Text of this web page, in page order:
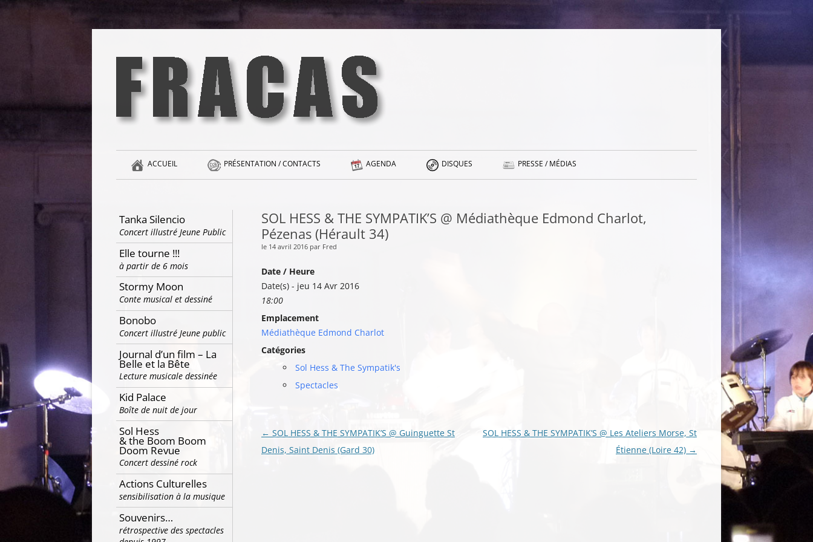
Aller
Fracas
ACCUEIL PRÉSENTATION / CONTACTS AGENDA DISQUES PRESSE / MÉDIAS
SOL HESS & THE SYMPATIK’S @ Médiathèque Edmond Charlot,
Pézenas (Hérault 34)
le 14 avril 2016 par Fred
Date / Heure
Date(s) - jeu 14 Avr 2016
18:00
Emplacement
Médiathèque Edmond Charlot
Catégories
Sol Hess & The Sympatik's
Spectacles
Navigation
des
← SOL HESS & THE SYMPATIK’S @ Guinguette St
Denis, Saint Denis (Gard 30)
SOL HESS & THE SYMPATIK’S @ Les Ateliers Morse, St
Étienne (Loire 42) →
Tanka Silencio
Concert illustré Jeune Public
Elle tourne !!!
à partir de 6 mois
Stormy Moon
Conte musical et dessiné
Bonobo
Concert illustré Jeune public
Journal d’un film – La
Belle et la Bête
Lecture musicale dessinée
Kid Palace
Boîte de nuit de jour
Sol Hess
& the Boom Boom
Doom Revue
Concert dessiné rock
Actions Culturelles
sensibilisation à la musique
Souvenirs…
rétrospective des spectacles